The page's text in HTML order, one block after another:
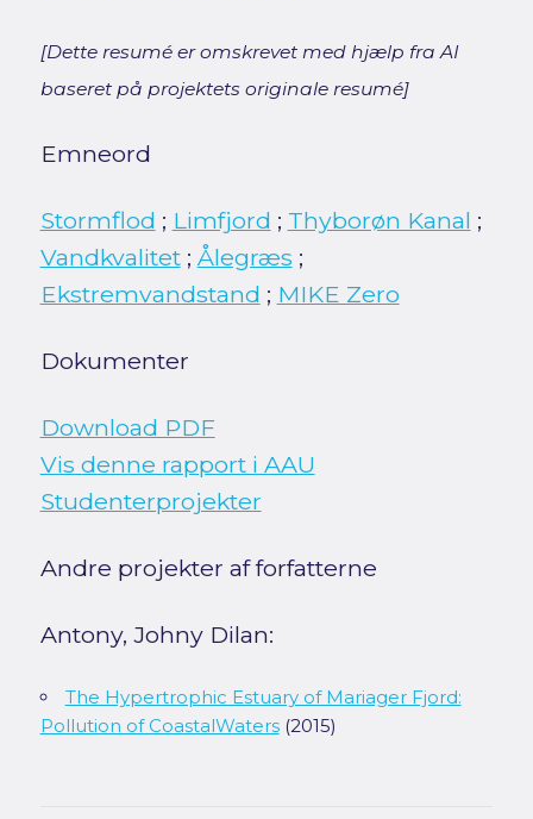
[Dette resumé er omskrevet med hjælp fra AI
baseret på projektets originale resumé]
Emneord
Stormflod ; Limfjord ; Thyborøn Kanal ;
Vandkvalitet; Ålegræs ;
Ekstremvandstand ; MIKE Zero
Dokumenter
Download PDF
Vis denne rapport i AAU
Studenterprojekter
Andre projekter af forfatterne
Antony, Johny Dilan:
The Hypertrophic Estuary of Mariager Fjord:
Pollution of CoastalWaters(2015)